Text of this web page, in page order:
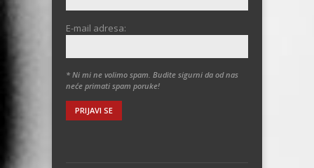
E-mail adresa:
* Ni mi ne volimo spam. Budite sigurni da od nas
neće primati spam poruke!